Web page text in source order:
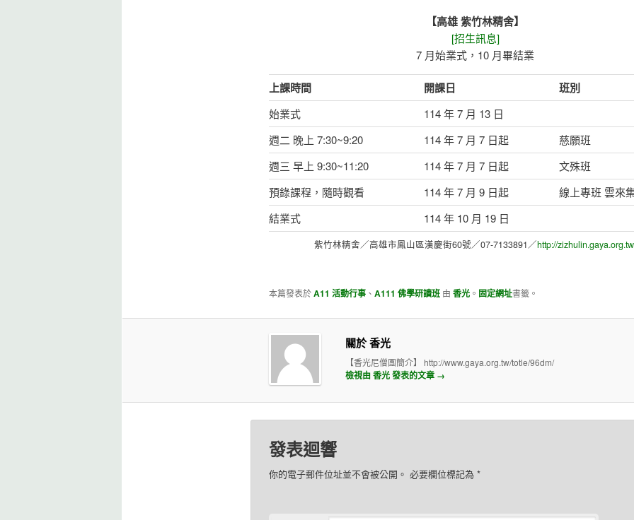
【高雄 紫竹林精舍】
[招生訊息]
7 月始業式，10 月畢結業
上課時間 開課日 班別
始業式
114 年 7 月 13 日
週二 晚上 7:30~9:20
114 年 7 月 7 日起
慈願班
週三 早上 9:30~11:20
114 年 7 月 7 日起
文殊班
預錄課程，隨時觀看
114 年 7 月 9 日起
線上專班 雲來
結業式
114 年 10 月 19 日
紫竹林精舍／高雄市鳳山區漢慶街60號／07-7133891／http://
本篇發表於A11 活動行事、 A111 佛學研讀班由 香光。 固定網址書籤。
關於 香光
【香光尼僧團簡介】 http://www.gaya.org.tw/totle/96dm/
檢視由 香光 發表的文章 →
發表迴響
你的電子郵件位址並不會被公開。 必要欄位標記為 *